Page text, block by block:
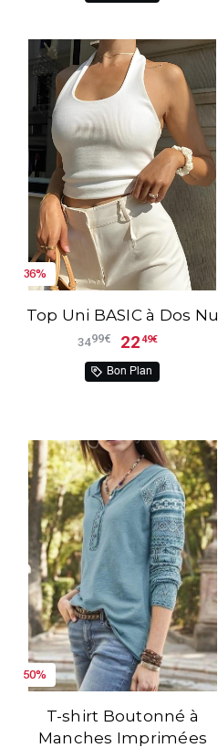
36%
Top Uni BASIC à Dos Nu
3499€ 2249€
Bon Plan
50%
T-shirt Boutonné à
Manches Imprimées